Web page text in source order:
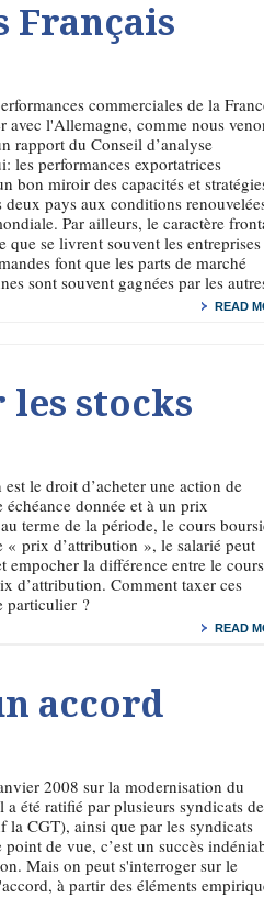
Français
commerciales de la
avec l'Allemagne, comme nous
rapport du Conseil d’analyse
les performances exportatrices
bon miroir des capacités et
deux pays aux conditions
Par ailleurs, le caractère
que se livrent souvent les entreprises
font que les parts de marché
sont souvent gagnées par les
READ
les stocks
le droit d’acheter une action de
échéance donnée et à un prix
terme de la période, le cours
« prix d’attribution », le salarié peut
empocher la différence entre le
d’attribution. Comment taxer ces
particulier ?
READ
accord
2008 sur la modernisation du
a été ratifié par plusieurs syndicats de
la CGT), ainsi que par les syndicats
de vue, c’est un succès
Mais on peut s'interroger sur le
à partir des éléments